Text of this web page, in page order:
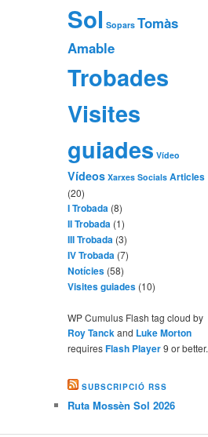
Sol Sopars Tomàs
Amable
Trobades
Visites
guiades Vídeo
Vídeos Xarxes Socials Articles
(20)
I Trobada (8)
II Trobada (1)
III Trobada (3)
IV Trobada (7)
Notícies (58)
Visites guiades (10)
WP Cumulus Flash tag cloud by
Roy Tanckand Luke Morton
requiresFlash Player9 or better.
SUBSCRIPCIÓ RSS
Ruta Mossèn Sol 2026